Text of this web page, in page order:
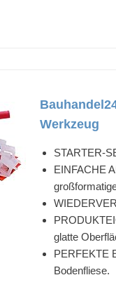
Werkzeug
STARTER-
EINFACHE
glatte
PERFEKTE
Bodenfliese.